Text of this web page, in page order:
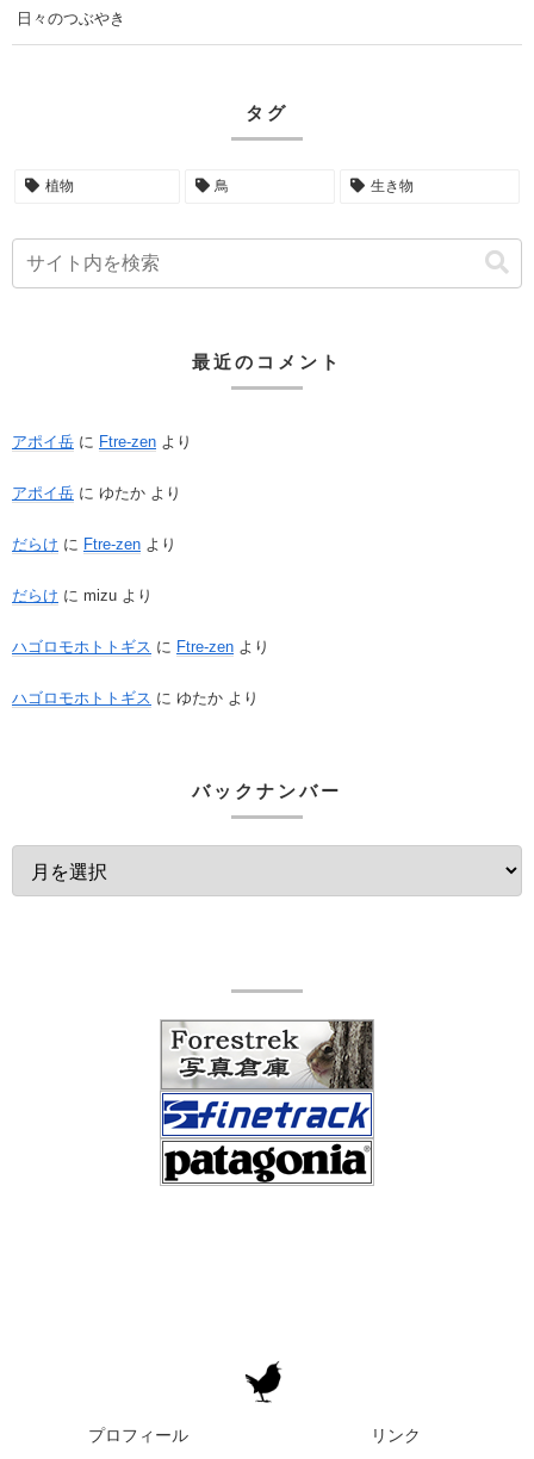
日々のつぶやき
タグ
植物 鳥 生き物
最近のコメント
アポイ岳 に Ftre-zen より
アポイ岳 に ゆたか より
だらけ に Ftre-zen より
だらけ に mizu より
ハゴロモホトトギス に Ftre-zen より
ハゴロモホトトギス に ゆたか より
バックナンバー
プロフィール リンク